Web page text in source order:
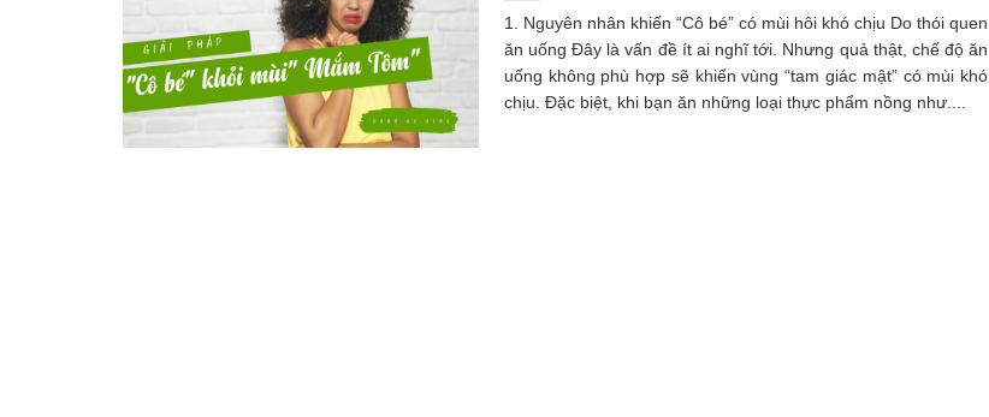
1. Nguyên nhân khiến “Cô bé” có mùi hôi khó chịu Do thói quen
ăn uống Đây là vấn đề ít ai nghĩ tới. Nhưng quả thật, chế độ ăn
uống không phù hợp sẽ khiến vùng “tam giác mật” có mùi khó
chịu. Đặc biệt, khi bạn ăn những loại thực phẩm nồng như....